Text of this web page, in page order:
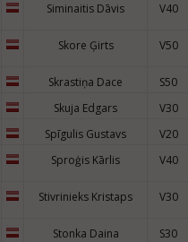
Siminaitis Dāvis V40
Skore Ģirts V50
Skrastiņa Dace
S50
Skuja Edgars
V30
Spīgulis Gustavs
V20
Sproģis Kārlis V40
Stivrinieks Kristaps V30
Stonka Daina
S30